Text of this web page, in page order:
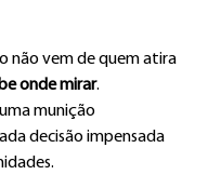
não vem de quem atira
onde mirar.
munição
decisão impensada